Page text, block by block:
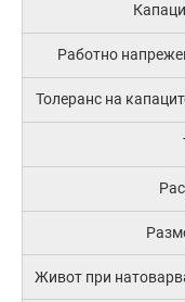
Работно
Толеранс на
Живот при